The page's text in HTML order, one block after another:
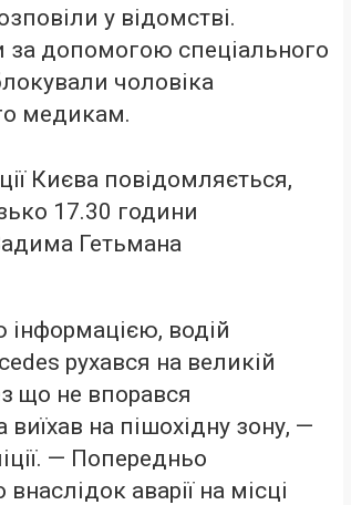
у відомстві.
за допомогою спеціального
чоловіка
медикам.
Києва повідомляється,
17.30 години
Гетьмана
водій
рухався на великій
що не впорався
виїхав на пішохідну зону, —
— Попередньо
аварії на місці